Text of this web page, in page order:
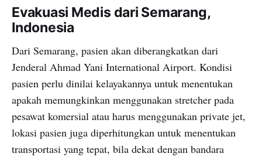
Evakuasi Medis dari Semarang,
Indonesia
Dari Semarang, pasien akan diberangkatkan dari
Jenderal Ahmad Yani International Airport. Kondisi
pasien perlu dinilai kelayakannya untuk menentukan
apakah memungkinkan menggunakan stretcher pada
pesawat komersial atau harus menggunakan private jet,
lokasi pasien juga diperhitungkan untuk menentukan
transportasi yang tepat, bila dekat dengan bandara